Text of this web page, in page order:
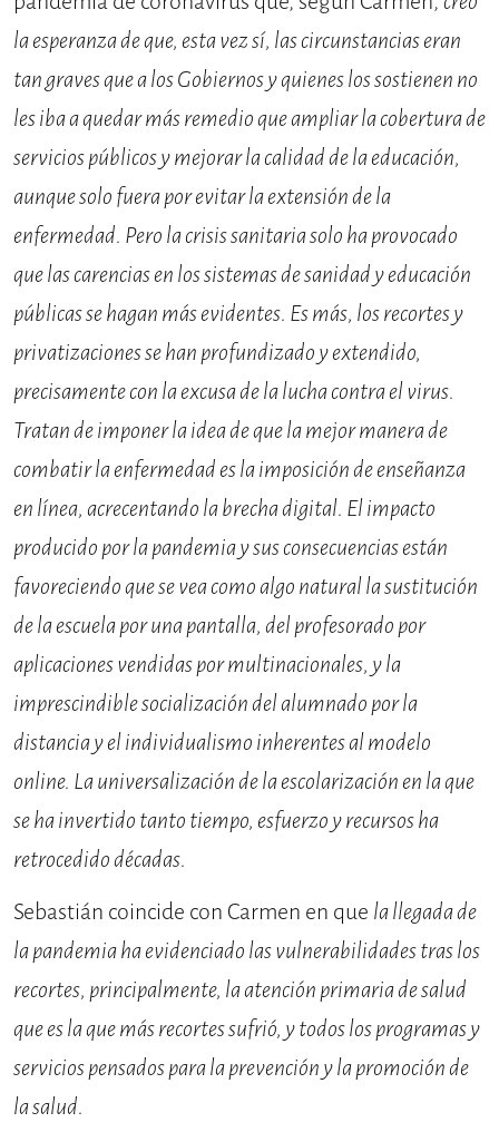
la esperanza de que, esta vez sí, las circunstancias eran
tan graves que a los Gobiernos y quienes los sostienen no
les iba a quedar más remedio que ampliar la cobertura de
servicios públicos y mejorar la calidad de la educación,
aunque solo fuera por evitar la extensión de la
enfermedad. Pero la crisis sanitaria solo ha provocado
que las carencias en los sistemas de sanidad y educación
públicas se hagan más evidentes. Es más, los recortes y
privatizaciones se han profundizado y extendido,
precisamente con la excusa de la lucha contra el virus.
Tratan de imponer la idea de que la mejor manera de
combatir la enfermedad es la imposición de enseñanza
en línea, acrecentando la brecha digital. El impacto
producido por la pandemia y sus consecuencias están
favoreciendo que se vea como algo natural la sustitución
de la escuela por una pantalla, del profesorado por
aplicaciones vendidas por multinacionales, y la
imprescindible socialización del alumnado por la
distancia y el individualismo inherentes al modelo
online. La universalización de la escolarización en la que
se ha invertido tanto tiempo, esfuerzo y recursos ha
retrocedido décadas.
Sebastián coincide con Carmen en que la llegada de
la pandemia ha evidenciado las vulnerabilidades tras los
recortes, principalmente, la atención primaria de salud
que es la que más recortes sufrió, y todos los programas y
servicios pensados para la prevención y la promoción de
la salud.